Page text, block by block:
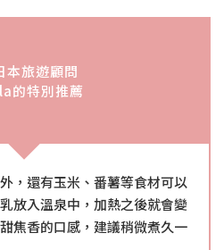
本旅遊顧問
的特別推薦
，還有玉米、番薯等食材可以
放入溫泉中，加熱之後就會變
焦香的口感，建議稍微煮久一